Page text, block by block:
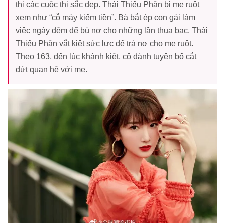
thi các cuộc thi sắc đẹp. Thái Thiếu Phân bị mẹ ruột
xem như “cỗ máy kiếm tiền”. Bà bắt ép con gái làm
việc ngày đêm để bù nợ cho những lần thua bạc. Thái
Thiếu Phân vắt kiệt sức lực để trả nợ cho mẹ ruột.
Theo 163, đến lúc khánh kiệt, cô đành tuyên bố cắt
đứt quan hệ với mẹ.